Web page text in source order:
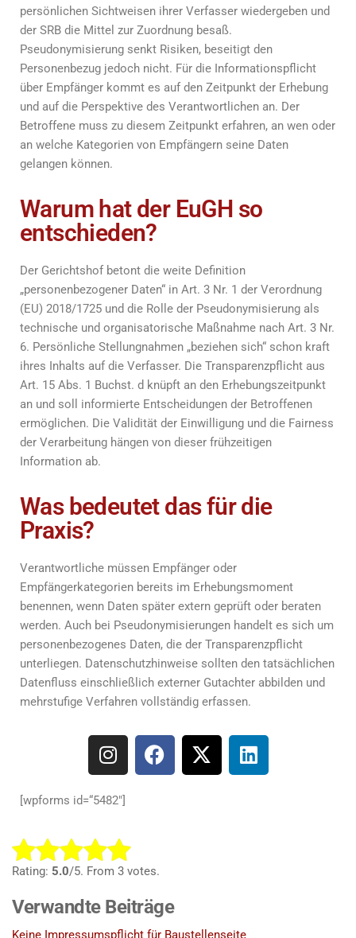
persönlichen Sichtweisen ihrer Verfasser wiedergeben und
der SRB die Mittel zur Zuordnung besaß.
Pseudonymisierung senkt Risiken, beseitigt den
Personenbezug jedoch nicht. Für die Informationspflicht
über Empfänger kommt es auf den Zeitpunkt der Erhebung
und auf die Perspektive des Verantwortlichen an. Der
Betroffene muss zu diesem Zeitpunkt erfahren, an wen oder
an welche Kategorien von Empfängern seine Daten
gelangen können.
Warum hat der EuGH so
entschieden?
Der Gerichtshof betont die weite Definition
„personenbezogener Daten“ in Art. 3 Nr. 1 der Verordnung
(EU) 2018/1725 und die Rolle der Pseudonymisierung als
technische und organisatorische Maßnahme nach Art. 3 Nr.
6. Persönliche Stellungnahmen „beziehen sich“ schon kraft
ihres Inhalts auf die Verfasser. Die Transparenzpflicht aus
Art. 15 Abs. 1 Buchst. d knüpft an den Erhebungszeitpunkt
an und soll informierte Entscheidungen der Betroffenen
ermöglichen. Die Validität der Einwilligung und die Fairness
der Verarbeitung hängen von dieser frühzeitigen
Information ab.
Was bedeutet das für die
Praxis?
Verantwortliche müssen Empfänger oder
Empfängerkategorien bereits im Erhebungsmoment
benennen, wenn Daten später extern geprüft oder beraten
werden. Auch bei Pseudonymisierungen handelt es sich um
personenbezogenes Daten, die der Transparenzpflicht
unterliegen. Datenschutzhinweise sollten den tatsächlichen
Datenfluss einschließlich externer Gutachter abbilden und
mehrstufige Verfahren vollständig erfassen.
[wpforms id=“5482″]
R
a
e
Rating: 5.0/5. From 3 votes.
Verwandte Beiträge
Keine Impressumspflicht für Baustellenseite